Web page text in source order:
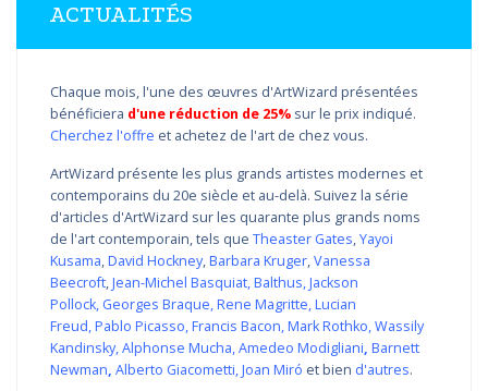
ACTUALITÉS
Chaque mois, l'une des œuvres d'ArtWizard présentées
bénéficiera d'une réduction de 25% sur le prix indiqué.
Cherchez l'offre et achetez de l'art de chez vous.
ArtWizard présente les plus grands artistes modernes et
contemporains du 20e siècle et au-delà. Suivez la série
d'articles d'ArtWizard sur les quarante plus grands noms
de l'art contemporain, tels que Theaster Gates,Yayoi
Kusama,David Hockney,Barbara Kruger,Vanessa
Beecroft,Jean-Michel Basquiat,Balthus,Jackson
Pollock, Georges Braque,Rene Magritte,Lucian
Freud,Pablo Picasso,Francis Bacon,Mark Rothko,Wassily
Kandinsky,Alphonse Mucha,Amedeo Modigliani, Barnett
Newman, Alberto Giacometti,Joan Miró et bien d'autres.